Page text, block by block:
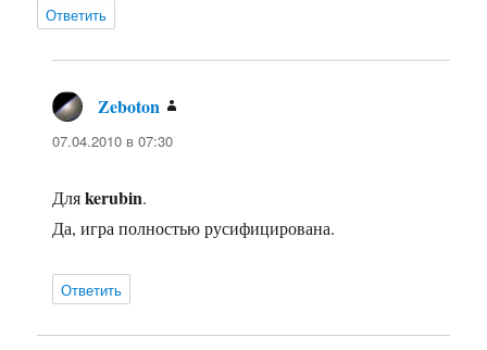
Ответить
Zeboton
07.04.2010 в 07:30
Дляkerubin.
Да, игра полностью русифицирована.
Ответить